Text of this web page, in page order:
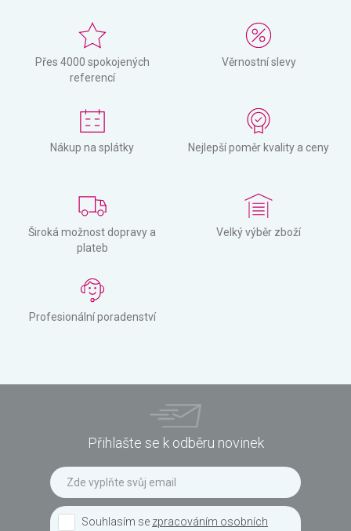
Přes 4000 spokojených
referencí
Věrnostní slevy
Nákup na splátky Nejlepší poměr kvality a ceny
Široká možnost dopravy a
plateb
Velký výběr zboží
Profesionální poradenství
Přihlašte se k odběru novinek
Souhlasím se zpracováním osobních